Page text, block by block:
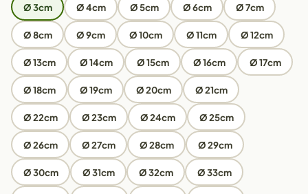
Ø 3cm Ø 4cm Ø 5cm Ø 6cm Ø 7cm
Ø 8cm Ø 9cm Ø 10cm Ø 11cm Ø 12cm
Ø 13cm Ø 14cm Ø 15cm Ø 16cm Ø 17cm
Ø 18cm Ø 19cm Ø 20cm Ø 21cm
Ø 22cm Ø 23cm Ø 24cm Ø 25cm
Ø 26cm Ø 27cm Ø 28cm Ø 29cm
Ø 30cm Ø 31cm Ø 32cm Ø 33cm